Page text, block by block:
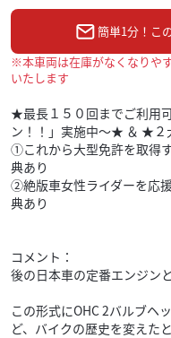
簡単1分！こ
※本車両は在庫がなくなりや
いたします
★最長１５０回までご利用
ン！！」実施中～★ ＆ ★
①これから大型免許を取得
典あり
②絶版車女性ライダーを応
典あり
コメント：
後の日本車の定番エンジン
この形式にOHC 2バルブヘ
ど、バイクの歴史を変えた